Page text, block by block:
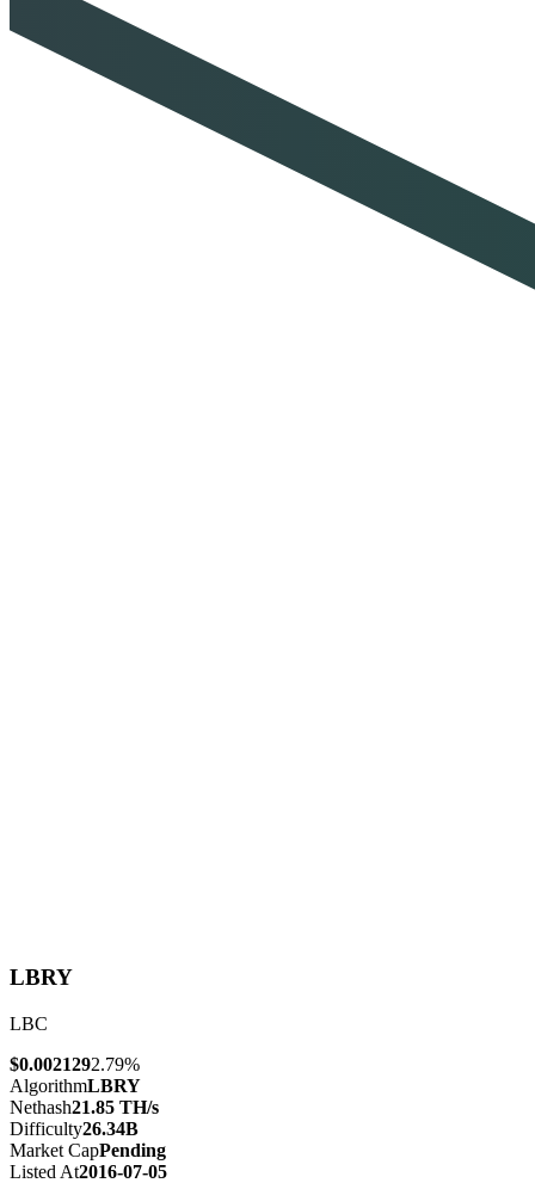
LBRY
LBC
$0.0021292.79%
AlgorithmLBRY
Nethash21.85 TH/s
Difficulty26.34B
Market CapPending
Listed At2016-07-05